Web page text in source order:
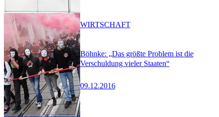
Böhnke: „Das größte Problem ist die
Verschuldung vieler Staaten“
09.12.2016
WIRTSCHAFT